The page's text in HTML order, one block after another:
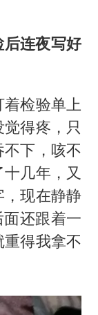
店主称换“青海拉面”招牌后生意更好
22岁女生独闯南太行失联12天
会取消
向鹏不意外
今年第二强台风将带来多大影响
“准2万亿”之城点名支持三所大学
强国建设
连夜写好
检验单上
得疼，只
下，咳不
几年，又
现在静静
还跟着一
得我拿不